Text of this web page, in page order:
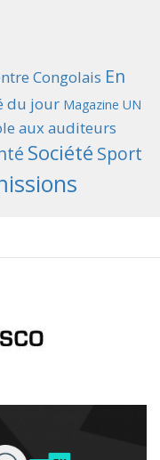
Congolais En
du jour Magazine UN
aux auditeurs
Société Sport